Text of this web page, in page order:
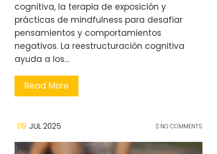
cognitiva, la terapia de exposición y
prácticas de mindfulness para desafiar
pensamientos y comportamientos
negativos. La reestructuración cognitiva
ayuda a los…
Read More
09 JUL 2025 NO COMMENTS